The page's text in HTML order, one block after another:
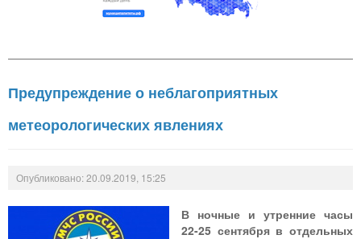
Предупреждение о неблагоприятных
метеорологических явлениях
Опубликовано: 20.09.2019, 15:25
В ночные и утренние часы
22-25 сентября в отдельных